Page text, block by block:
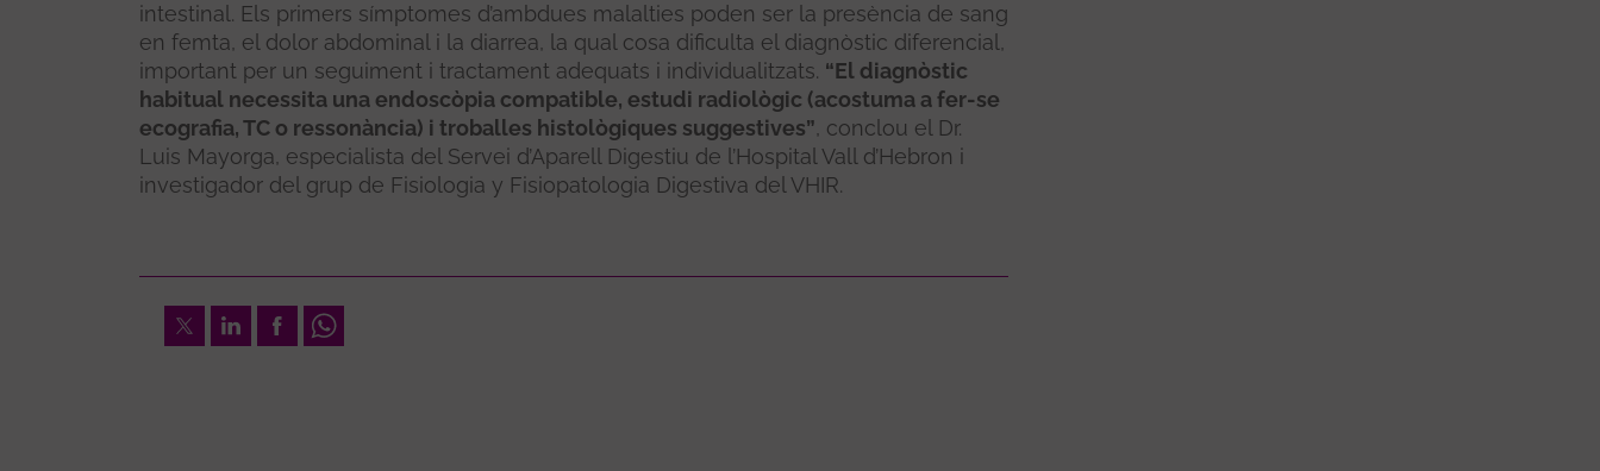
intestinal. Els primers símptomes d’ambdues malalties poden ser la presència de sang
en femta, el dolor abdominal i la diarrea, la qual cosa dificulta el diagnòstic diferencial,
important per un seguiment i tractament adequats i individualitzats. “El diagnòstic
habitual necessita una endoscòpia compatible, estudi radiològic (acostuma a fer-se
ecografia, TC o ressonància) i troballes histològiques suggestives”, conclou el Dr.
Luis Mayorga, especialista del Servei d’Aparell Digestiu de l’Hospital Vall d’Hebron i
investigador del grup de Fisiologia y Fisiopatologia Digestiva del VHIR.
TwitterLinkedInFacebookWhatsapp